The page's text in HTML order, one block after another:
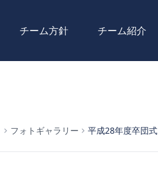
チーム方針 チーム紹介
フォトギャラリー 平成28年度卒団式